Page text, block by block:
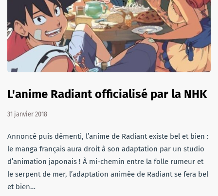
L'anime Radiant officialisé par la NHK
31 janvier 2018
Annoncé puis démenti, l’anime de Radiant existe bel et bien :
le manga français aura droit à son adaptation par un studio
d’animation japonais ! À mi-chemin entre la folle rumeur et
le serpent de mer, l’adaptation animée de Radiant se fera bel
et bien…